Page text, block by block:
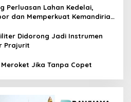
Perluasan Lahan Kedelai,
dan Memperkuat Kemandirian
Didorong Jadi Instrumen
Prajurit
Meroket Jika Tanpa Copet